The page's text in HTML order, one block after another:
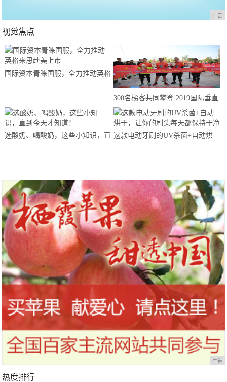
广告
视觉焦点
国际资本青睐国服，全力推动英格
300名梯客共同攀登 2019国际垂直
马拉松超级精英赛顺德海骏达中心
站欢乐开跑
选酸奶、喝酸奶，这些小知识，直 这款电动牙刷的UV杀菌+自动烘
广告
热度排行